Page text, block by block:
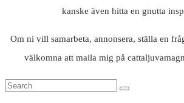
kanske även hitta en gnutta
Om ni vill samarbeta, annonsera, ställa en
välkomna att maila mig på